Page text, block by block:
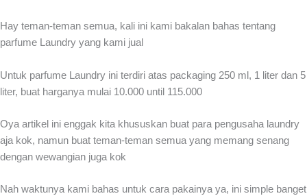
Hay teman-teman semua, kali ini kami bakalan bahas tentang
parfume Laundry yang kami jual
Untuk parfume Laundry ini terdiri atas packaging 250 ml, 1 liter dan 5
liter, buat harganya mulai 10.000 until 115.000
Oya artikel ini enggak kita khususkan buat para pengusaha laundry
aja kok, namun buat teman-teman semua yang memang senang
dengan wewangian juga kok
Nah waktunya kami bahas untuk cara pakainya ya, ini simple banget